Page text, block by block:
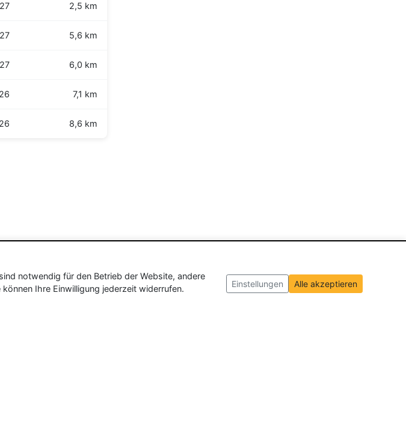
2,5 km
5,6 km
6,0 km
7,1 km
8,6 km
notwendig für den Betrieb der Website, andere
Ihre Einwilligung jederzeit widerrufen.
Einstellungen Alle akzeptieren